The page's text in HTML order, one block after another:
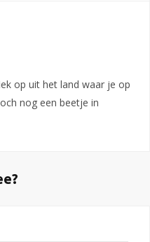
op uit het land waar je op
nog een beetje in